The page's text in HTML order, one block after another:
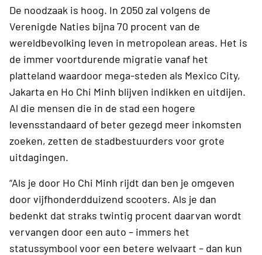
De noodzaak is hoog. In 2050 zal volgens de
Verenigde Naties bijna 70 procent van de
wereldbevolking leven in metropolean areas. Het is
de immer voortdurende migratie vanaf het
platteland waardoor mega-steden als Mexico City,
Jakarta en Ho Chi Minh blijven indikken en uitdijen.
Al die mensen die in de stad een hogere
levensstandaard of beter gezegd meer inkomsten
zoeken, zetten de stadbestuurders voor grote
uitdagingen.
“Als je door Ho Chi Minh rijdt dan ben je omgeven
door vijfhonderdduizend scooters. Als je dan
bedenkt dat straks twintig procent daarvan wordt
vervangen door een auto – immers het
statussymbool voor een betere welvaart – dan kun